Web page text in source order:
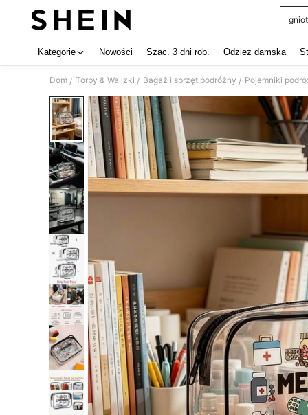
Kategorie Nowości Szac. 3 dni rob. Odzież damska
Dom / Torby & Walizki / Bagaż i sprzęt podróżny / Pojemniki